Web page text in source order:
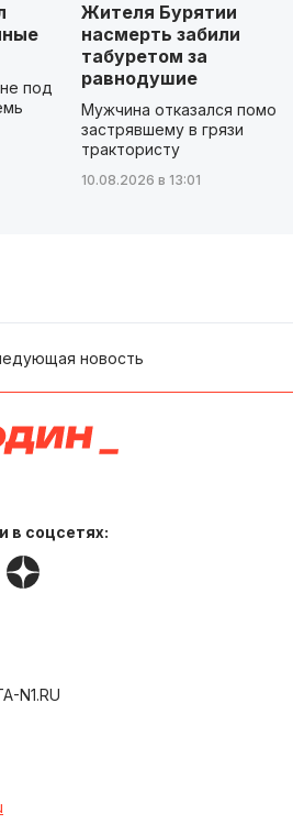
под
Жителя Бурятии
насмерть забили
табуретом за
равнодушие
Мужчина отказался
застрявшему в грязи
трактористу
10.08.2026 в 13:01
новость
в соцсетях:
N1.RU